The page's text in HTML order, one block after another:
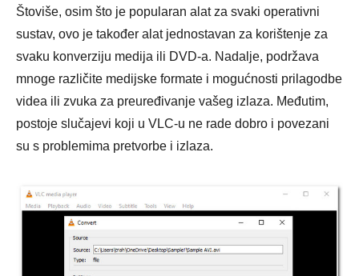
Štoviše, osim što je popularan alat za svaki operativni
sustav, ovo je također alat jednostavan za korištenje za
svaku konverziju medija ili DVD-a. Nadalje, podržava
mnoge različite medijske formate i mogućnosti prilagodbe
videa ili zvuka za preuređivanje vašeg izlaza. Međutim,
postoje slučajevi koji u VLC-u ne rade dobro i povezani
su s problemima pretvorbe i izlaza.